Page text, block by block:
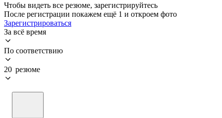
Чтобы видеть все резюме, зарегистрируйтесь
После регистрации покажем ещё 1 и откроем фото
Зарегистрироваться
За всё время
По соответствию
20 резюме